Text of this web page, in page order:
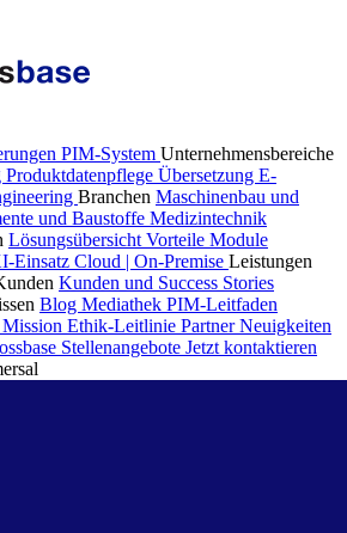
PIM-System Unternehmensbereiche
Produktdatenpflege Übersetzung E-
Branchen Maschinenbau und
und Baustoffe Medizintechnik
Lösungsübersicht Vorteile Module
Einsatz Cloud | On-Premise Leistungen
Kunden und Success Stories
Blog Mediathek PIM-Leitfaden
Mission Ethik-Leitlinie PartnerNeuigkeiten
Stellenangebote Jetzt kontaktieren